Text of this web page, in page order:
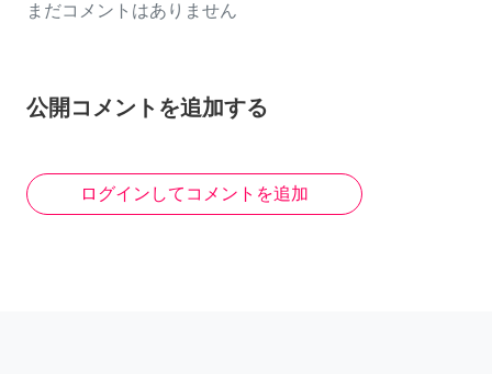
まだコメントはありません
公開コメントを追加する
ログインしてコメントを追加